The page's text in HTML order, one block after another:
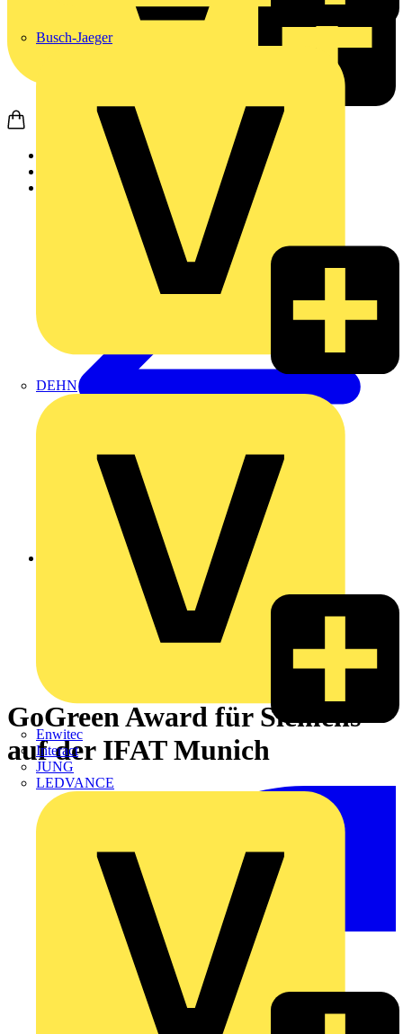
Busch-Jaeger
DEHN
Enwitec
Interact
JUNG
LEDVANCE
Zurück zu Nachrichten
GoGreen Award für Siemens
auf der IFAT Munich